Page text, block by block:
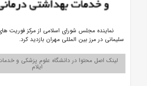
نماینده مجلس شورای اسلامی از مرکز فوریت
سلیمانی در مرز بین المللی مهران بازدید کرد.
لینک اصل محتوا در دانشگاه علوم پزشکی و
ایلام